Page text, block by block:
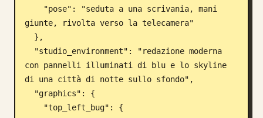
giunte, rivolta verso la telecamera"
con pannelli illuminati di blu e lo skyline
di una città di notte sullo sfondo",